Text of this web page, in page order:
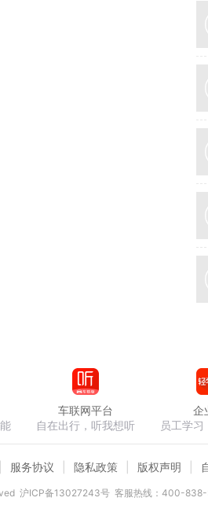
车联网平台
自在出行，听我想听
企
员工学
服务协议 隐私政策 版权声明
沪ICP备13027243号 客服热线：400-838-